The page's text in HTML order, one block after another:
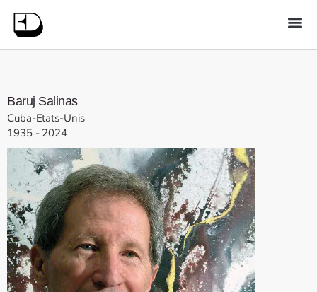
Baruj Salinas
Cuba-Etats-Unis
1935 - 2024